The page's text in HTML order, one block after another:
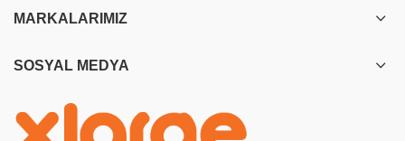
MARKALARIMIZ
SOSYAL MEDYA